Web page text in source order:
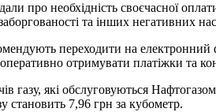
про необхідність своєчасної
та інших негативних
переходити на
оперативно отримувати платіжки та
газу, які обслуговуються
становить 7,96 грн за кубометр.